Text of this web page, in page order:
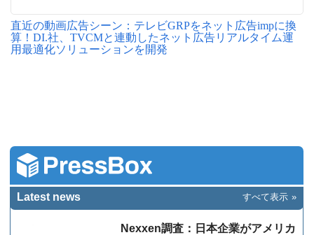
直近の動画広告シーン：テレビGRPをネット広告impに換
算！DI.社、TVCMと連動したネット広告リアルタイム運
用最適化ソリューションを開発
Latest news すべて表示
Nexxen調査：日本企業がアメリカ